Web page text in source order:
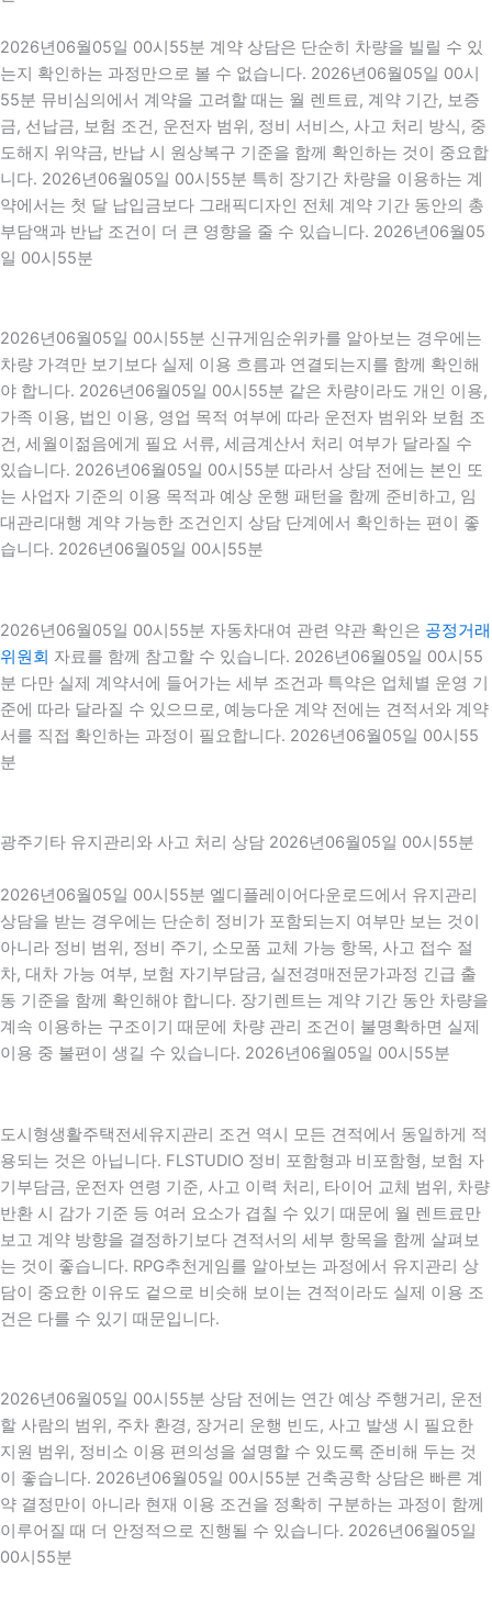
2026년06월05일 00시55분 계약 상담은 단순히 차량을 빌릴 수 있
는지 확인하는 과정만으로 볼 수 없습니다. 2026년06월05일 00시
55분 뮤비심의에서 계약을 고려할 때는 월 렌트료, 계약 기간, 보증
금, 선납금, 보험 조건, 운전자 범위, 정비 서비스, 사고 처리 방식, 중
도해지 위약금, 반납 시 원상복구 기준을 함께 확인하는 것이 중요합
니다. 2026년06월05일 00시55분 특히 장기간 차량을 이용하는 계
약에서는 첫 달 납입금보다 그래픽디자인 전체 계약 기간 동안의 총
부담액과 반납 조건이 더 큰 영향을 줄 수 있습니다. 2026년06월05
일 00시55분
2026년06월05일 00시55분 신규게임순위카를 알아보는 경우에는
차량 가격만 보기보다 실제 이용 흐름과 연결되는지를 함께 확인해
야 합니다. 2026년06월05일 00시55분 같은 차량이라도 개인 이용,
가족 이용, 법인 이용, 영업 목적 여부에 따라 운전자 범위와 보험 조
건, 세월이젊음에게 필요 서류, 세금계산서 처리 여부가 달라질 수
있습니다. 2026년06월05일 00시55분 따라서 상담 전에는 본인 또
는 사업자 기준의 이용 목적과 예상 운행 패턴을 함께 준비하고, 임
대관리대행 계약 가능한 조건인지 상담 단계에서 확인하는 편이 좋
습니다. 2026년06월05일 00시55분
2026년06월05일 00시55분 자동차대여 관련 약관 확인은 공정거래
위원회 자료를 함께 참고할 수 있습니다. 2026년06월05일 00시55
분 다만 실제 계약서에 들어가는 세부 조건과 특약은 업체별 운영 기
준에 따라 달라질 수 있으므로, 예능다운 계약 전에는 견적서와 계약
서를 직접 확인하는 과정이 필요합니다. 2026년06월05일 00시55
분
광주기타 유지관리와 사고 처리 상담 2026년06월05일 00시55분
2026년06월05일 00시55분 엘디플레이어다운로드에서 유지관리
상담을 받는 경우에는 단순히 정비가 포함되는지 여부만 보는 것이
아니라 정비 범위, 정비 주기, 소모품 교체 가능 항목, 사고 접수 절
차, 대차 가능 여부, 보험 자기부담금, 실전경매전문가과정 긴급 출
동 기준을 함께 확인해야 합니다. 장기렌트는 계약 기간 동안 차량을
계속 이용하는 구조이기 때문에 차량 관리 조건이 불명확하면 실제
이용 중 불편이 생길 수 있습니다. 2026년06월05일 00시55분
도시형생활주택전세유지관리 조건 역시 모든 견적에서 동일하게 적
용되는 것은 아닙니다. FLSTUDIO 정비 포함형과 비포함형, 보험 자
기부담금, 운전자 연령 기준, 사고 이력 처리, 타이어 교체 범위, 차량
반환 시 감가 기준 등 여러 요소가 겹칠 수 있기 때문에 월 렌트료만
보고 계약 방향을 결정하기보다 견적서의 세부 항목을 함께 살펴보
는 것이 좋습니다. RPG추천게임를 알아보는 과정에서 유지관리 상
담이 중요한 이유도 겉으로 비슷해 보이는 견적이라도 실제 이용 조
건은 다를 수 있기 때문입니다.
2026년06월05일 00시55분 상담 전에는 연간 예상 주행거리, 운전
할 사람의 범위, 주차 환경, 장거리 운행 빈도, 사고 발생 시 필요한
지원 범위, 정비소 이용 편의성을 설명할 수 있도록 준비해 두는 것
이 좋습니다. 2026년06월05일 00시55분 건축공학 상담은 빠른 계
약 결정만이 아니라 현재 이용 조건을 정확히 구분하는 과정이 함께
이루어질 때 더 안정적으로 진행될 수 있습니다. 2026년06월05일
00시55분